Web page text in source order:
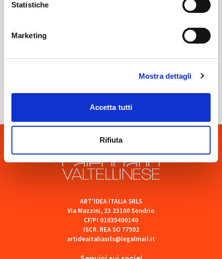
Statistiche
Marketing
Mostra dettagli
Accetta tutti
Rifiuta
SOF Società Onoranze Funebri
ART'IDEA ITALIA SRLS
Via Mazzini, 23 23100 Sondrio
CF/PI 01035400140
ISCR. REA SO 77902
artideaitaliasrls@legalmail.it